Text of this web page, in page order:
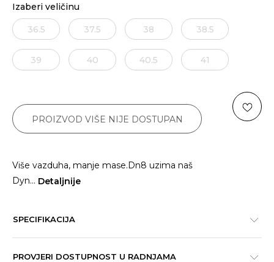
Izaberi veličinu
36.5 37.5 38 38.5
39 40 40.5 41
PROIZVOD VIŠE NIJE DOSTUPAN
Više vazduha, manje mase.Dn8 uzima naš
Dyn... Detaljnije
SPECIFIKACIJA
PROVJERI DOSTUPNOST U RADNJAMA